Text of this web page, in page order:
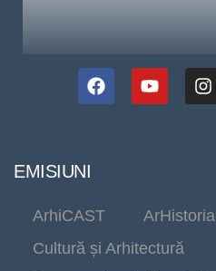
EMISIUNI
ArhiCAST
ArHistoria
Cultură și Arhitectură